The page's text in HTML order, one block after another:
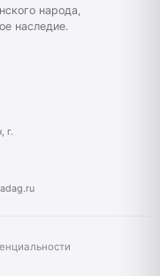
народа,
наследие.
г.